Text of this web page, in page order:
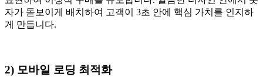
자가 돋보이게 배치하여 고객이 3초 안에 핵심 가치를 인지하
게 만듭니다.
2) 모바일 로딩 최적화